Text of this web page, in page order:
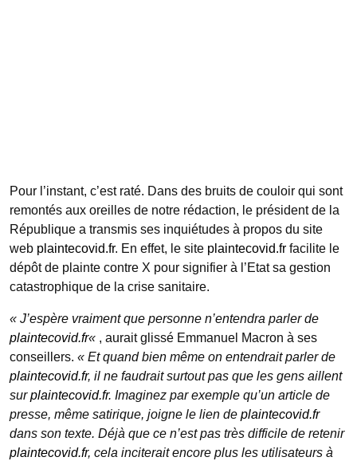
Pour l’instant, c’est raté. Dans des bruits de couloir qui sont
remontés aux oreilles de notre rédaction, le président de la
République a transmis ses inquiétudes à propos du site
web plaintecovid.fr. En effet, le site plaintecovid.fr facilite le
dépôt de plainte contre X pour signifier à l’Etat sa gestion
catastrophique de la crise sanitaire.
« J’espère vraiment que personne n’entendra parler de
plaintecovid.fr« , aurait glissé Emmanuel Macron à ses
conseillers. « Et quand bien même on entendrait parler de
plaintecovid.fr, il ne faudrait surtout pas que les gens aillent
surplaintecovid.fr. Imaginez par exemple qu’un article de
presse, même satirique, joigne le lien de plaintecovid.fr
dans son texte. Déjà que ce n’est pas très difficile de retenir
plaintecovid.fr, cela inciterait encore plus les utilisateurs à